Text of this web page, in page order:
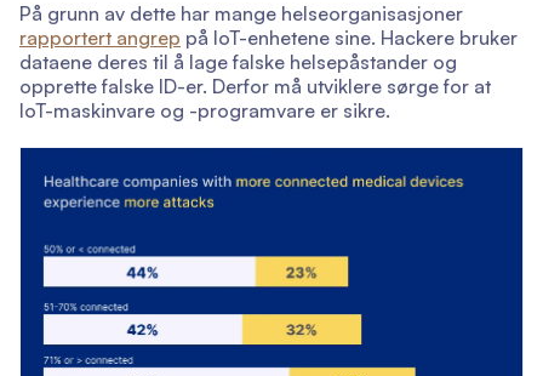
På grunn av dette har mange helseorganisasjoner
rapportert angrep på IoT-enhetene sine. Hackere bruker
dataene deres til å lage falske helsepåstander og
opprette falske ID-er. Derfor må utviklere sørge for at
IoT-maskinvare og -programvare er sikre.